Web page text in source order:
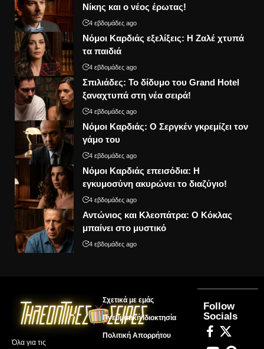
Νίκης και ο νέος έρωτας!
4 εβδομάδες ago
Νόμοι Καρδιάς εξελίξεις: Η Ζαλέ χτυπά
τα παιδιά
4 εβδομάδες ago
Σπιλιάδες: Το δίδυμο του Grand Hotel
ξαναχτυπά στη νέα σειρά!
4 εβδομάδες ago
Νόμοι Καρδιάς: Ο Σεργκέν γκρεμίζει τον
γάμο του
4 εβδομάδες ago
Νόμοι Καρδιάς επεισόδια: Η
εγκυμοσύνη ακυρώνει το διαζύγιο!
4 εβδομάδες ago
Αντώνιος και Κλεοπάτρα: Ο Κόκλας
μπαίνει στο μυστικό
4 εβδομάδες ago
Όλα για τις
Σχετικά με εμάς
Πνευματική Ιδιοκτησία
Πολιτική Απορρήτου
Follow
Socials